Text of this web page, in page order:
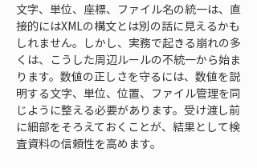
文字、単位、座標、ファイル名の統一は、直
接的にはXMLの構文とは別の話に見えるかも
しれません。しかし、実務で起きる崩れの多
くは、こうした周辺ルールの不統一から始ま
ります。数値の正しさを守るには、数値を説
明する文字、単位、位置、ファイル管理を同
じように整える必要があります。受け渡し前
に細部をそろえておくことが、結果として検
査資料の信頼性を高めます。